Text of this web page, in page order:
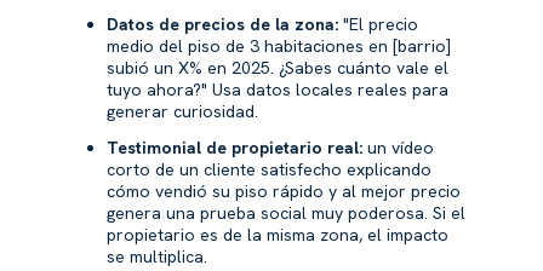
Datos de precios de la zona: "El precio
medio del piso de 3 habitaciones en [barrio]
subió un X% en 2025. ¿Sabes cuánto vale el
tuyo ahora?" Usa datos locales reales para
generar curiosidad.
Testimonial de propietario real: un vídeo
corto de un cliente satisfecho explicando
cómo vendió su piso rápido y al mejor precio
genera una prueba social muy poderosa. Si el
propietario es de la misma zona, el impacto
se multiplica.